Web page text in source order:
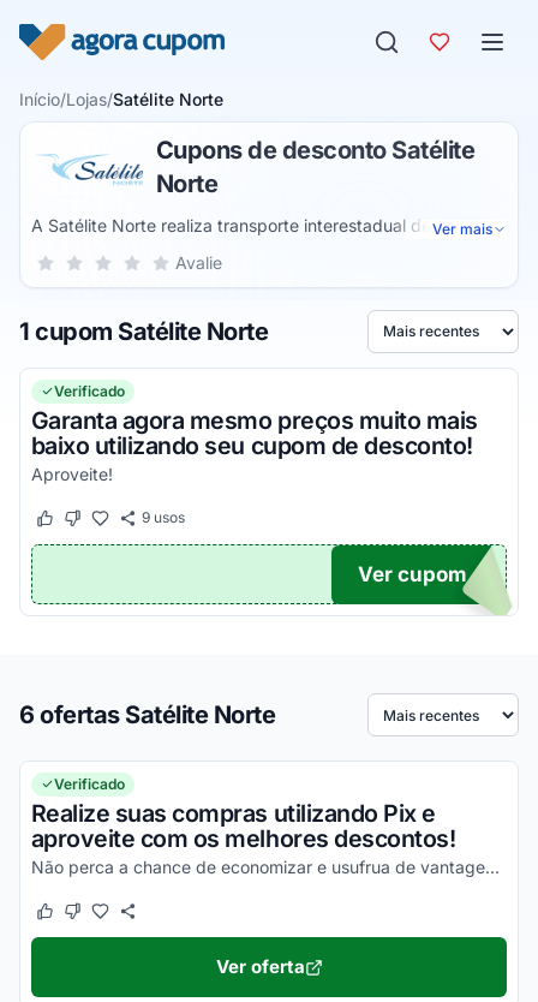
Início/Lojas/Satélite Norte
Cupons de desconto Satélite
Norte
A Satélite Norte realiza transporte interestadual de
passageiros em estados como o Mato Grosso, Goiás, Distrito
de profissionais altamente qualificada. Os serviços não
param por aí, e existe o fretamento e envio de encomendas
para locais atendidos pela empresa.
Ver mais
Sua nota para Satélite Norte, de 1 a 5 estrelas
5 estrelas
4 estrelas
3 estrelas
2 estrelas
1 estrela Avalie
1 cupom Satélite Norte Ordenar por
Verificado
Garanta agora mesmo preços muito mais
baixo utilizando seu cupom de desconto!
Aproveite!
Este cupom funcionou
Este cupom não funcionou
9usos
TICO
Ver cupom
6 ofertas Satélite Norte Ordenar por
Verificado
Realize suas compras utilizando Pix e
aproveite com os melhores descontos!
Não perca a chance de economizar e usufrua de vantagens simplesmente incríveis!
Este cupom funcionou
Este cupom não funcionou
Ver oferta